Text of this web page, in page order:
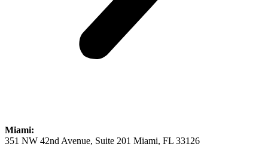
Miami:
351 NW 42nd Avenue, Suite 201 Miami, FL 33126